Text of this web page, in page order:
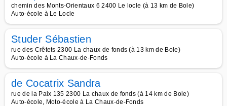
chemin des Monts-Orientaux 6 2400 Le locle (à 13 km de Bole)
Auto-école à Le Locle
Studer Sébastien
rue des Crêtets 2300 La chaux de fonds (à 13 km de Bole)
Auto-école à La Chaux-de-Fonds
de Cocatrix Sandra
rue de la Paix 135 2300 La chaux de fonds (à 14 km de Bole)
Auto-école, Moto-école à La Chaux-de-Fonds